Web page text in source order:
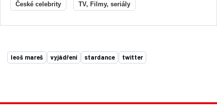
České celebrity TV, Filmy, seriály
leoš mareš vyjádření stardance twitter